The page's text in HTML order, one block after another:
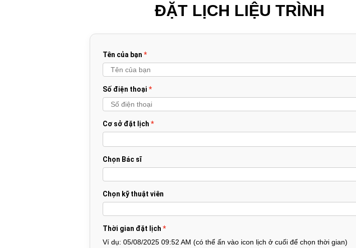
ĐẶT LỊCH LIỆU TRÌNH
Tên của bạn
Số điện thoại
Cơ sở đặt lịch
Chọn Bác sĩ
Chọn kỹ thuật viên
Thời gian đặt lịch
Ví dụ: 05/08/2025 09:52 AM (có thể ấn vào icon lịch ở cuối để chọn thời gian)